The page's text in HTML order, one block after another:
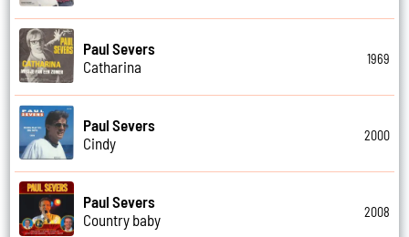
Paul Severs
Catharina
1969
Paul Severs
Cindy
2000
Paul Severs
Country baby
2008